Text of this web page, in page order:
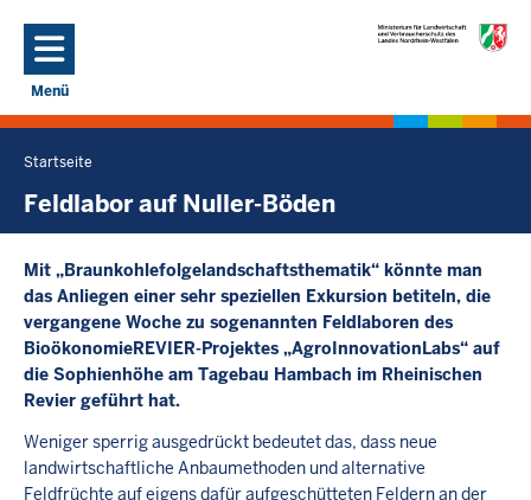
Menü
Navigation aktivieren/deaktivieren: Hauptmenü
Sie
befinden
Startseite
Feldlabor auf Nuller-Böden
Mit „Braunkohlefolgelandschaftsthematik“ könnte man
das Anliegen einer sehr speziellen Exkursion betiteln, die
vergangene Woche zu sogenannten Feldlaboren des
BioökonomieREVIER-Projektes „AgroInnovationLabs“ auf
die Sophienhöhe am Tagebau Hambach im Rheinischen
Revier geführt hat.
Weniger sperrig ausgedrückt bedeutet das, dass neue
landwirtschaftliche Anbaumethoden und alternative
Feldfrüchte auf eigens dafür aufgeschütteten Feldern an der